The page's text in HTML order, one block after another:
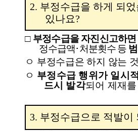
2. 부정수급을 하게 되
있나요?
□ 부정수급을 자진신고하
정수급액･처분횟수 등
ㅇ 부정수급은 하지 않는
ㅇ 부정수급 행위가 일시
드시 발각되어 제재
3. 부정수급으로 적발이